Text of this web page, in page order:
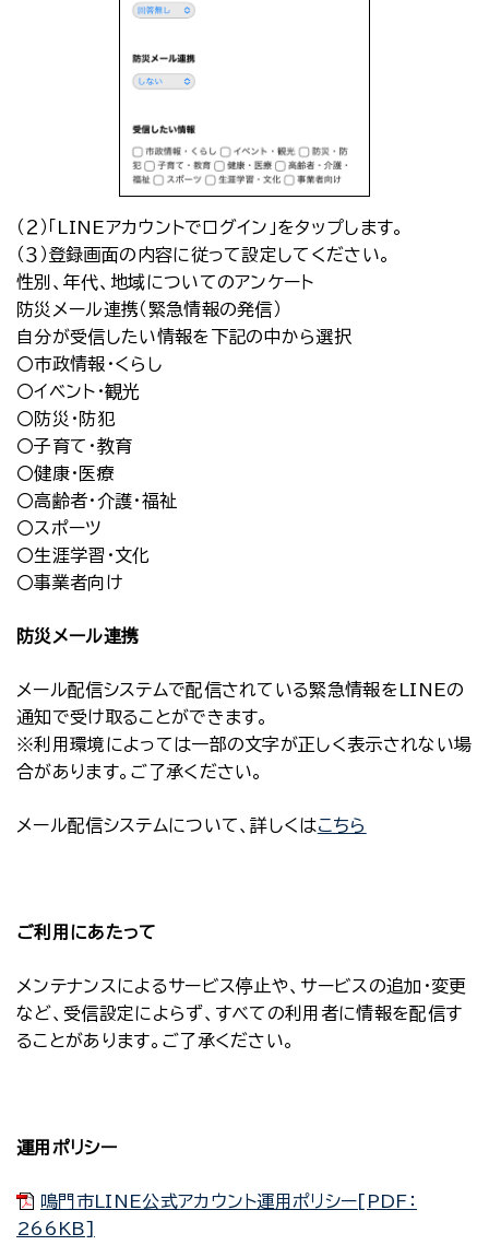
（２）「LINEアカウントでログイン」をタップします。
（３）登録画面の内容に従って設定してください。
性別、年代、地域についてのアンケート
防災メール連携（緊急情報の発信）
自分が受信したい情報を下記の中から選択
〇市政情報・くらし
〇イベント・観光
〇防災・防犯
〇子育て・教育
〇健康・医療
〇高齢者・介護・福祉
〇スポーツ
〇生涯学習・文化
〇事業者向け
防災メール連携
メール配信システムで配信されている緊急情報をLINEの
通知で受け取ることができます。
※利用環境によっては一部の文字が正しく表示されない場
合があります。ご了承ください。
メール配信システムについて、詳しくはこちら
ご利用にあたって
メンテナンスによるサービス停止や、サービスの追加・変更
など、受信設定によらず、すべての利用者に情報を配信す
ることがあります。ご了承ください。
運用ポリシー
鳴門市LINE公式アカウント運用ポリシー[PDF：
266KB]